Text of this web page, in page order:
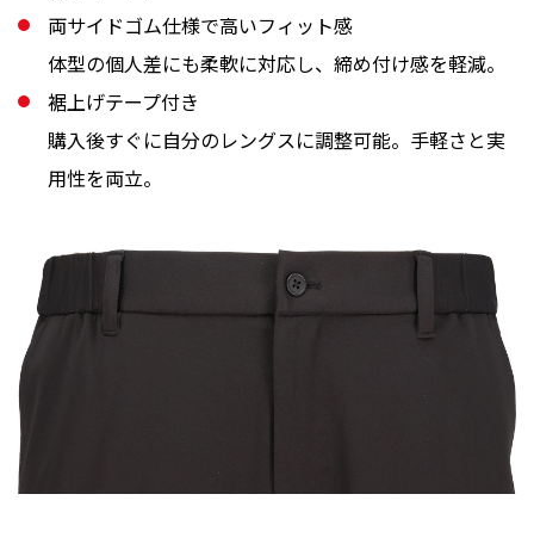
両サイドゴム仕様で高いフィット感
体型の個人差にも柔軟に対応し、締め付け感を軽減。
裾上げテープ付き
購入後すぐに自分のレングスに調整可能。手軽さと実
用性を両立。